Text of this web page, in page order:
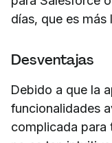
días, que es más
Desventajas
Debido a que la
funcionalidades
complicada para